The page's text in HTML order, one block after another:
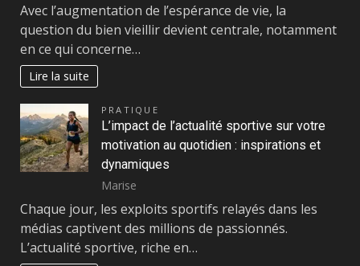
Avec l’augmentation de l’espérance de vie, la
question du bien vieillir devient centrale, notamment
en ce qui concerne…
Lire la suite
PRATIQUE
L’impact de l’actualité sportive sur votre
motivation au quotidien : inspirations et
dynamiques
Marise
Chaque jour, les exploits sportifs relayés dans les
médias captivent des millions de passionnés.
L’actualité sportive, riche en…